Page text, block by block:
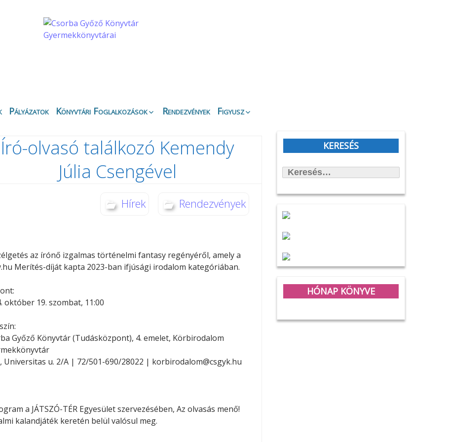
Pályázatok
Könyvtári Foglalkozások
Fiókkönyvtár
Belvárosi Fiókkönyvtár
Csipkefa
Gyermekkönyvtár
Körbirodalom
Gyermekkönyvtár
Gyermekkönyvtár
Rendezvények
Figyusz
BiblioTéma
Nyitott könyvek
Körbirodalmi lépegető
Diafilmköcsönzés
KERESÉS
HÓNAP KÖNYVE
Író-olvasó találkozó Kemendy
Júlia Csengével
Hírek Rendezvények
az írónő izgalmas történelmi fantasy regényéről, amely a
Merítés-díját kapta 2023-ban ifjúsági irodalom kategóriában.
október 19. szombat, 11:00
Győző Könyvtár (Tudásközpont), 4. emelet, Körbirodalom
Universitas u. 2/A | 72/501-690/28022 | korbirodalom@csgyk.hu
a JÁTSZÓ-TÉR Egyesület szervezésében, Az olvasás menő!
kalandjáték keretén belül valósul meg.